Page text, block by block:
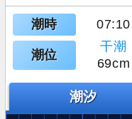
潮時 07:10
潮位
干潮
69cm
潮汐